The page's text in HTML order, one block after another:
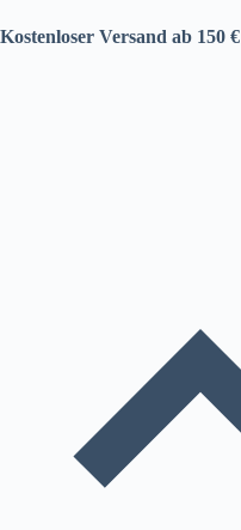
Kostenloser Versand ab 150 €